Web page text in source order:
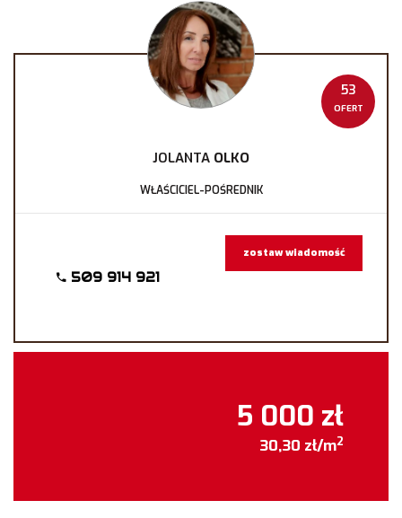
53
OFERT
JOLANTA OLKO
WŁAŚCICIEL-POŚREDNIK
509 914 921
zostaw wiadomość
5 000 zł
30,30 zł/m2